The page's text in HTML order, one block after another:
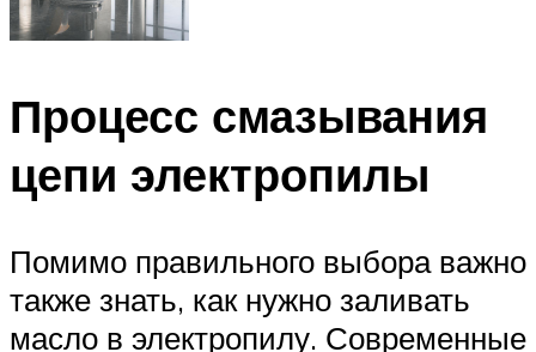
Процесс смазывания
цепи электропилы
Помимо правильного выбора важно
также знать, как нужно заливать
масло в электропилу. Современные